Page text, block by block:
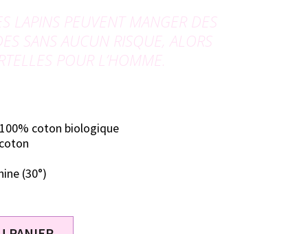
LAPINS PEUVENT MANGER DES
SANS AUCUN RISQUE, ALORS
POUR L’HOMME.
coton biologique
(30°)